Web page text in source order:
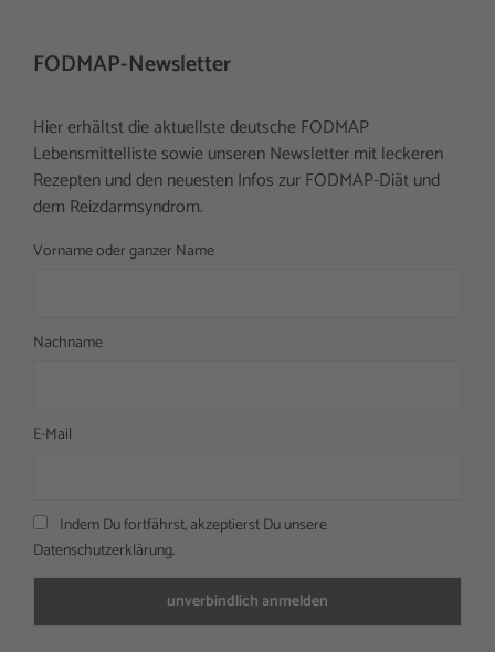
FODMAP-Newsletter
Hier erhältst die aktuellste deutsche FODMAP
Lebensmittelliste sowie unseren Newsletter mit leckeren
Rezepten und den neuesten Infos zur FODMAP-Diät und
dem Reizdarmsyndrom.
Vorname oder ganzer Name
Nachname
E-Mail
Indem Du fortfährst, akzeptierst Du unsere
Datenschutzerklärung.